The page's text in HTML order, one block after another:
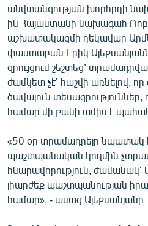
ՀԵՏԵՎԵՔ ՄԵԶ
«Ազատության» բոլոր
անվտանգության խորհրդի
ին Հայաստանի նախագահ
աշխատակազմի ղեկավար
փաստաբան Էրիկ
զրույցում շեշտեց՝
ժամկետ չէ՝ հաշվի առնելով,
ծավալուն տեսագրություններ,
համար մի քանի ամիս է
«50 օր տրամադրելը նպատակ
պաշտպանական կողմին
հնարավորություն, ժամանակ՝
լիարժեք պաշտպանության
համար», - ասաց Ալեքսանյանը։